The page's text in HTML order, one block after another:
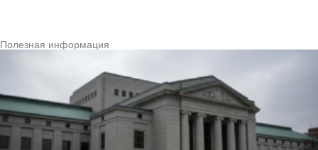
Полезная информация